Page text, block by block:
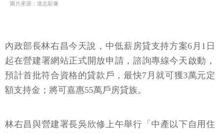
圖片來源：達志影像
內政部長林右昌今天說，中低薪房貸支持方案6月1日
起在營建署網站正式開放申請，諮詢專線今天啟動，
預計首批符合資格的貸款戶，最快7月就可獲3萬元定
額支持金；將可嘉惠55萬戶房貸族。
林右昌與營建署長吳欣修上午舉行「中產以下自用住